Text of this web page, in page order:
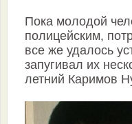
Пока молодой
полицейским,
все же удалось
запугивал их
летний Каримов